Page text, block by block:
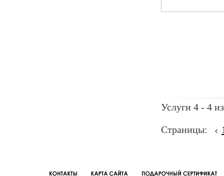
Услуги 4 - 4
Страницы: